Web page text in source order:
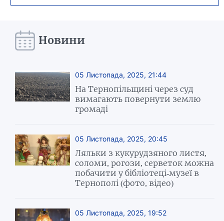
Новини
05 Листопада, 2025, 21:44
На Тернопільщині через суд
вимагають повернути землю
громаді
05 Листопада, 2025, 20:45
Ляльки з кукурудзяного листя,
соломи, рогози, серветок можна
побачити у бібліотеці-музеї в
Тернополі (фото, відео)
05 Листопада, 2025, 19:52